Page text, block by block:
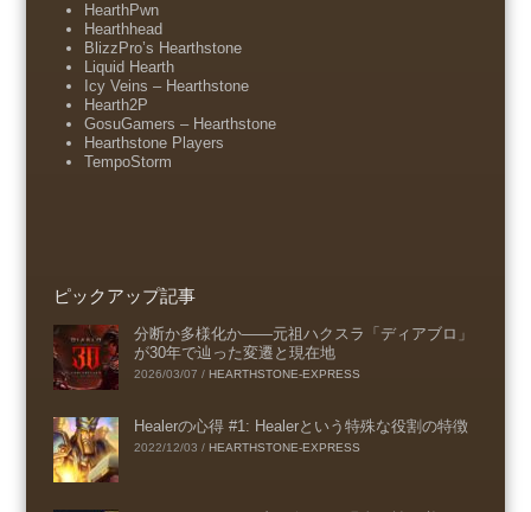
HearthPwn
Hearthhead
BlizzPro’s Hearthstone
Liquid Hearth
Icy Veins – Hearthstone
Hearth2P
GosuGamers – Hearthstone
Hearthstone Players
TempoStorm
ピックアップ記事
分断か多様化か――元祖ハクスラ「ディアブロ」
が30年で辿った変遷と現在地
2026/03/07 / HEARTHSTONE-EXPRESS
Healerの心得 #1: Healerという特殊な役割の特徴
2022/12/03 / HEARTHSTONE-EXPRESS